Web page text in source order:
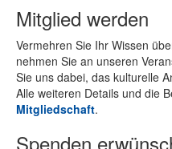
Mitglied werden
Ver­meh­ren Sie Ihr Wis­sen
neh­men Sie an un­se­ren
Sie uns da­bei, das kul­tu­rel­le
Alle wei­te­ren De­tails und die
Mit­glied­schaft.
Spenden